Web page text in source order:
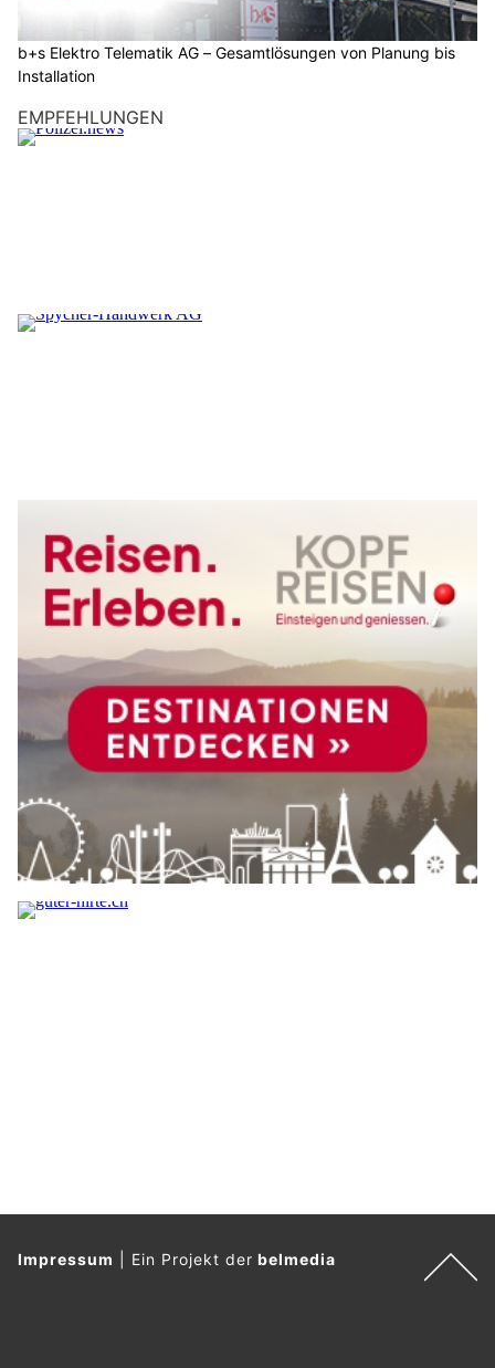
b+s Elektro Telematik AG – Gesamtlösungen von Planung bis
Installation
EMPFEHLUNGEN
Impressum Ein Projekt derbelmedia